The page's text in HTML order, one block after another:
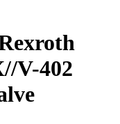
V-402